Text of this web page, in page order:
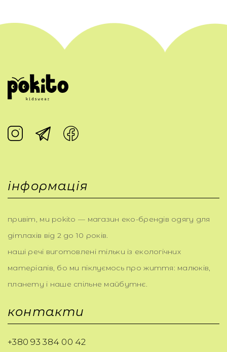
інформація
привіт, ми pokito — магазин еко-брендів одягу для
дітлахів від 2 до 10 років.
наші речі виготовлені тільки із екологічних
матеріалів, бо ми піклуємось про життя: малюків,
планету і наше спільне майбутнє.
контакти
+380 93 384 00 42